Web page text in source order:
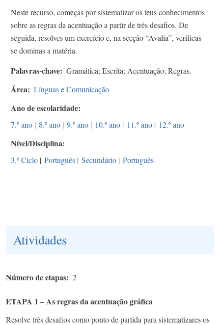
Neste recurso, começas por sistematizar os teus conhecimentos
sobre as regras da acentuação a partir de três desafios. De
seguida, resolves um exercício e, na secção “Avalia”, verificas
se dominas a matéria.
Palavras-chave Gramática; Escrita; Acentuação; Regras.
Área Línguas e Comunicação
Ano de escolaridade
7.º ano | 8.º ano | 9.º ano | 10.º ano | 11.º ano | 12.º ano
Nível/Disciplina
3.º Ciclo | Português | Secundário | Português
Atividades
Número de etapas 2
ETAPA 1 – As regras da acentuação gráfica
Resolve três desafios como ponto de partida para sistematizares os